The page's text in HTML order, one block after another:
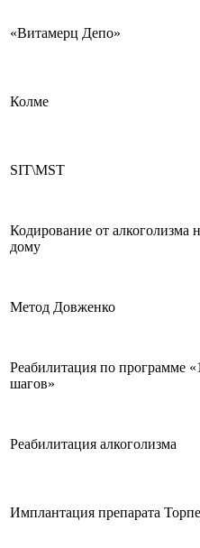
«Витамерц Депо»
Колме
SIT\MST
Кодирование от алкоголизма
дому
Метод Довженко
Реабилитация по программе
шагов»
Реабилитация алкоголизма
Имплантация препарата